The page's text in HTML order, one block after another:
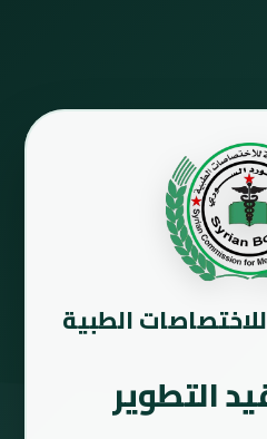
الطبية
التطوير